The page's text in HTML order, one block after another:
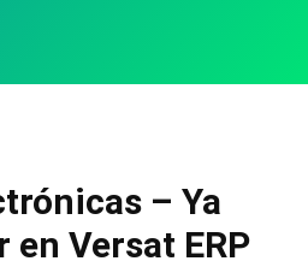
– Ya
Versat ERP